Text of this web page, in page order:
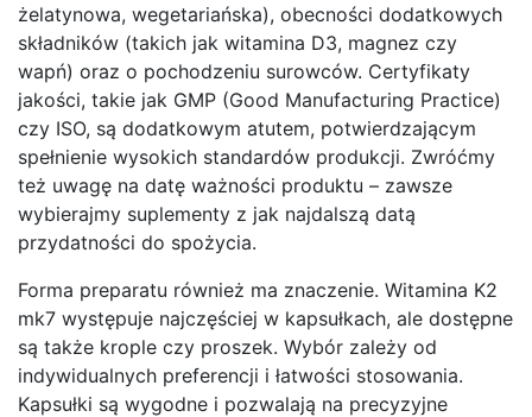
żelatynowa, wegetariańska), obecności dodatkowych
składników (takich jak witamina D3, magnez czy
wapń) oraz o pochodzeniu surowców. Certyfikaty
jakości, takie jak GMP (Good Manufacturing Practice)
czy ISO, są dodatkowym atutem, potwierdzającym
spełnienie wysokich standardów produkcji. Zwróćmy
też uwagę na datę ważności produktu – zawsze
wybierajmy suplementy z jak najdalszą datą
przydatności do spożycia.
Forma preparatu również ma znaczenie. Witamina K2
mk7 występuje najczęściej w kapsułkach, ale dostępne
są także krople czy proszek. Wybór zależy od
indywidualnych preferencji i łatwości stosowania.
Kapsułki są wygodne i pozwalają na precyzyjne